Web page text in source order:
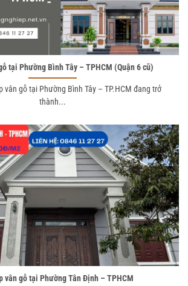
tại Phường Bình Tây – TPHCM (Quận 6 cũ)
vân gỗ tại Phường Bình Tây – TP.HCM đang trở
thành...
vân gỗ tại Phường Tân Định – TPHCM